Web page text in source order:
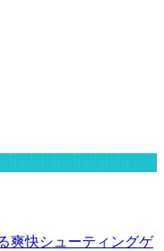
爽快シューティングゲ